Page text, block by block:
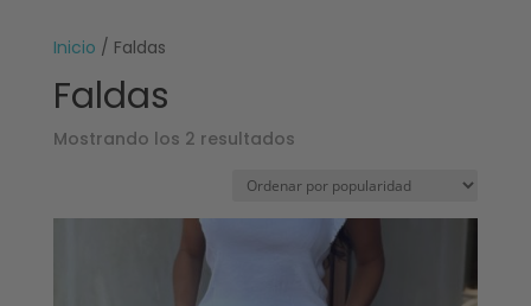
Inicio / Faldas
Faldas
Mostrando los 2 resultadosOrdenado
popularidad